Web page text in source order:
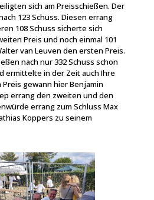
sich am Preisschießen. Der
123 Schuss. Diesen errang
108 Schuss sicherte sich
Preis und noch einmal 101
van Leuven den ersten Preis.
nach nur 332 Schuss schon
ermittelte in der Zeit auch Ihre
gewann hier Benjamin
errang den zweiten und den
errang zum Schluss Max
Koppers zu seinem